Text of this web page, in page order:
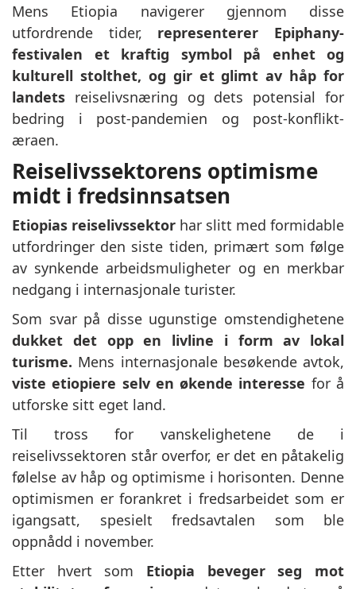
Mens Etiopia navigerer gjennom disse
utfordrende tider, representerer Epiphany-
festivalen et kraftig symbol på enhet og
kulturell stolthet, og gir et glimt av håp for
landets reiselivsnæring og dets potensial for
bedring i post-pandemien og post-konflikt-
æraen.
Reiselivssektorens optimisme
midt i fredsinnsatsen
Etiopias reiselivssektor har slitt med formidable
utfordringer den siste tiden, primært som følge
av synkende arbeidsmuligheter og en merkbar
nedgang i internasjonale turister.
Som svar på disse ugunstige omstendighetene
dukket det opp en livline i form av lokal
turisme. Mens internasjonale besøkende avtok,
viste etiopiere selv en økende interesse for å
utforske sitt eget land.
Til tross for vanskelighetene de i
reiselivssektoren står overfor, er det en påtakelig
følelse av håp og optimisme i horisonten. Denne
optimismen er forankret i fredsarbeidet som er
igangsatt, spesielt fredsavtalen som ble
oppnådd i november.
Etter hvert som Etiopia beveger seg mot